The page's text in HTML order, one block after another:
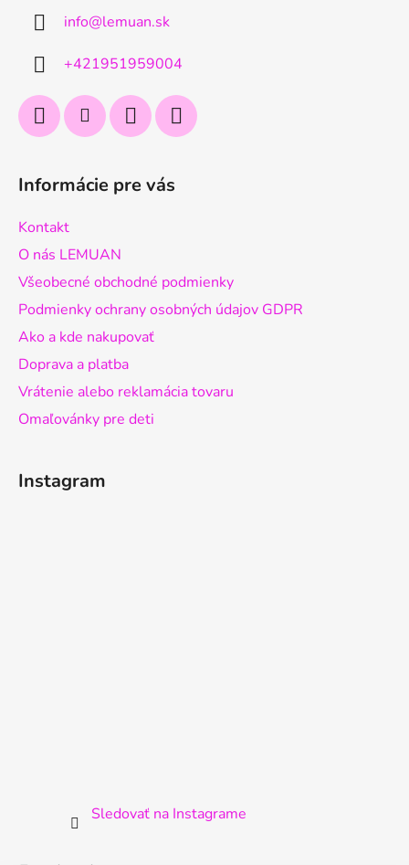
info@lemuan.sk
+421951959004
Informácie pre vás
Kontakt
O nás LEMUAN
Všeobecné obchodné podmienky
Podmienky ochrany osobných údajov GDPR
Ako a kde nakupovať
Doprava a platba
Vrátenie alebo reklamácia tovaru
Omaľovánky pre deti
Instagram
Sledovať na Instagrame